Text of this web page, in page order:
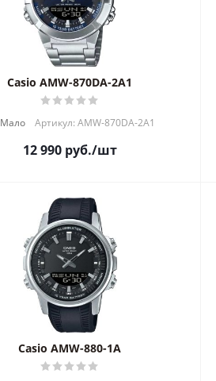
Casio AMW-870DA-2A1
Мало Артикул: AMW-870DA-2A1
12 990руб./шт
Casio AMW-880-1A